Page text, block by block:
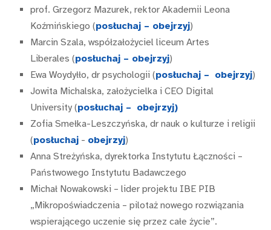
prof. Grzegorz Mazurek, rektor Akademii Leona
Koźmińskiego (posłuchaj – obejrzyj)
Marcin Szala, współzałożyciel liceum Artes
Liberales (posłuchaj – obejrzyj)
Ewa Woydyłło, dr psychologii (posłuchaj – obejrzyj)
Jowita Michalska, założycielka i CEO Digital
University (posłuchaj – obejrzyj)
Zofia Smełka-Leszczyńska, dr nauk o kulturze i religii
(posłuchaj - obejrzyj)
Anna Streżyńska, dyrektorka Instytutu Łączności –
Państwowego Instytutu Badawczego
Michał Nowakowski – lider projektu IBE PIB
„Mikropoświadczenia – pilotaż nowego rozwiązania
wspierającego uczenie się przez całe życie”.